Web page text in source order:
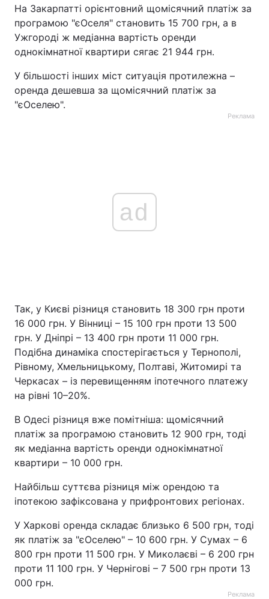
На Закарпатті орієнтовний щомісячний платіж за
програмою "єОселя" становить 15 700 грн, а в
Ужгороді ж медіанна вартість оренди
однокімнатної квартири сягає 21 944 грн.
У більшості інших міст ситуація протилежна –
оренда дешевша за щомісячний платіж за
"єОселею".
Реклама
ad
Так, у Києві різниця становить 18 300 грн проти
16 000 грн. У Вінниці – 15 100 грн проти 13 500
грн. У Дніпрі – 13 400 грн проти 11 000 грн.
Подібна динаміка спостерігається у Тернополі,
Рівному, Хмельницькому, Полтаві, Житомирі та
Черкасах – із перевищенням іпотечного платежу
на рівні 10–20%.
В Одесі різниця вже помітніша: щомісячний
платіж за програмою становить 12 900 грн, тоді
як медіанна вартість оренди однокімнатної
квартири – 10 000 грн.
Найбільш суттєва різниця між орендою та
іпотекою зафіксована у прифронтових регіонах.
У Харкові оренда складає близько 6 500 грн, тоді
як платіж за "єОселею" – 10 600 грн. У Сумах – 6
800 грн проти 11 500 грн. У Миколаєві – 6 200 грн
проти 11 100 грн. У Чернігові – 7 500 грн проти 13
000 грн.
Реклама